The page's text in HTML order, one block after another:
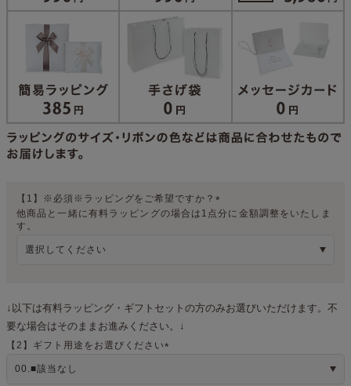
【1】※必須※ラッピングをご希望ですか？
(
他商品と一緒に有料ラッピングの場合は1点分に金額調整をいたしま
す。
↓以下は有料ラッピング・ギフトセットの方のみお選びいただけます。不
要な場合はそのままお進みください。↓
【2】ギフト用途をお選びください